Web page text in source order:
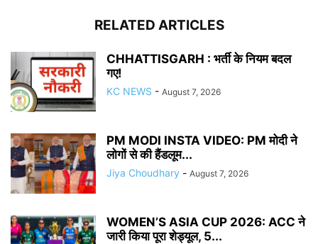
RELATED ARTICLES
CHHATTISGARH : भर्ती के नियम बदल
गए!
KC NEWS - August 7, 2026
PM MODI INSTA VIDEO: PM मोदी ने
लोगों से की हैंडलूम...
Jiya Choudhary - August 7, 2026
WOMEN’S ASIA CUP 2026: ACC ने
जारी किया पूरा शेड्यूल, 5...